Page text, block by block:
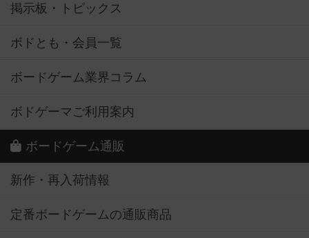
掲示板・トピックス
ボドとも・会員一覧
ボードゲーム業界コラム
ボドゲーマご利用案内
ボードゲーム通販
新作・再入荷情報
定番ボードゲームの通販商品